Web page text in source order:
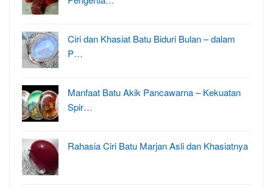
Ciri dan Khasiat Batu Biduri Bulan – dalam
P…
Manfaat Batu Akik Pancawarna – Kekuatan
Spir…
Rahasia Ciri Batu Marjan Asli dan Khasiatnya